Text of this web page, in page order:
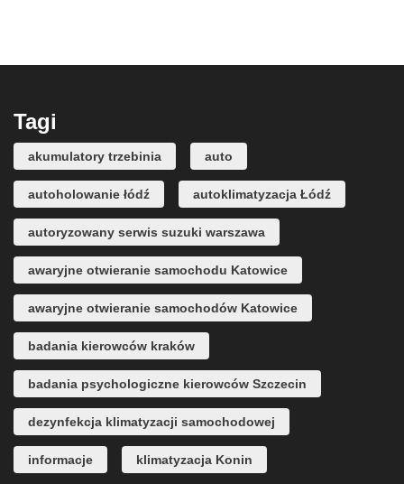
Tagi
akumulatory trzebinia auto
autoholowanie łódź autoklimatyzacja Łódź
autoryzowany serwis suzuki warszawa
awaryjne otwieranie samochodu Katowice
awaryjne otwieranie samochodów Katowice
badania kierowców kraków
badania psychologiczne kierowców Szczecin
dezynfekcja klimatyzacji samochodowej
informacje klimatyzacja Konin